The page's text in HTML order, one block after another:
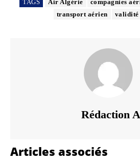
TAGS Air Algérie compagnies
transport aérien
validité
Rédaction
Articles associés